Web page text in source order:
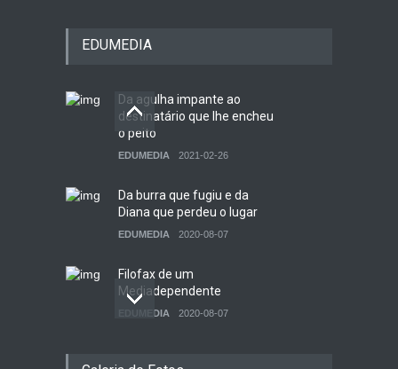
EDUMEDIA
Da agulha impante ao
destinatário que lhe encheu
o peito
EDUMEDIA 2021-02-26
Da burra que fugiu e da
Diana que perdeu o lugar
EDUMEDIA 2020-08-07
Filofax de um
Mediadependente
EDUMEDIA 2020-08-07